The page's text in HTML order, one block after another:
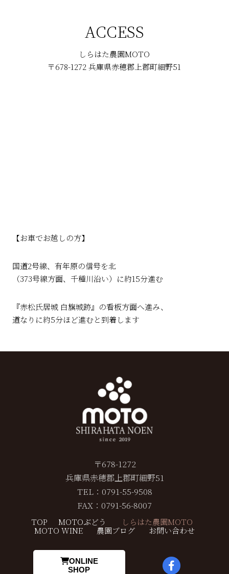
ACCESS
しらはた農園MOTO
〒678-1272 兵庫県赤穂郡上郡町細野51
【お車でお越しの方】
国道2号線、有年原の信号を北
（373号線方面、千種川沿い）に約15分進む
『赤松氏居城 白旗城跡』の看板方面へ進み、
道なりに約5分ほど進むと到着します
〒678-1272
兵庫県赤穂郡上郡町細野51
TEL：0791-55-9508
FAX：0791-56-8007
TOP MOTOぶどう
しらはた農園MOTO
MOTO WINE
農園ブログ お問い合わせ
ONLINE
SHOP